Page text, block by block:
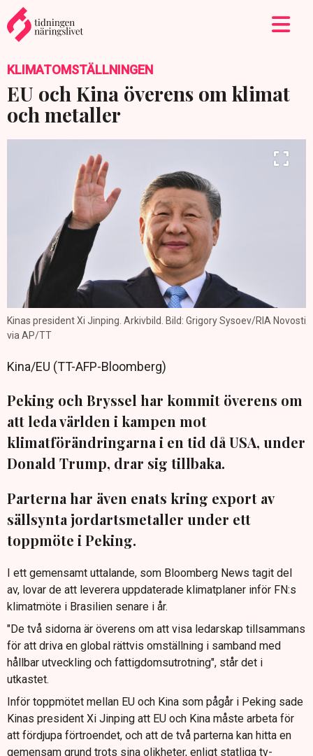
KLIMATOMSTÄLLNINGEN
EU och Kina överens om klimat
och metaller
Kinas president Xi Jinping. Arkivbild. Bild: Grigory Sysoev/RIA Novosti
via AP/TT
Kina/EU (TT-AFP-Bloomberg)
Peking och Bryssel har kommit överens om
att leda världen i kampen mot
klimatförändringarna i en tid då USA, under
Donald Trump, drar sig tillbaka.
Parterna har även enats kring export av
sällsynta jordartsmetaller under ett
toppmöte i Peking.
I ett gemensamt uttalande, som Bloomberg News tagit del
av, lovar de att leverera uppdaterade klimatplaner inför FN:s
klimatmöte i Brasilien senare i år.
"De två sidorna är överens om att visa ledarskap tillsammans
för att driva en global rättvis omställning i samband med
hållbar utveckling och fattigdomsutrotning", står det i
utkastet.
Inför toppmötet mellan EU och Kina som pågår i Peking sade
Kinas president Xi Jinping att EU och Kina måste arbeta för
att fördjupa förtroendet, och att de två parterna kan hitta en
gemensam grund trots sina olikheter, enligt statliga tv-